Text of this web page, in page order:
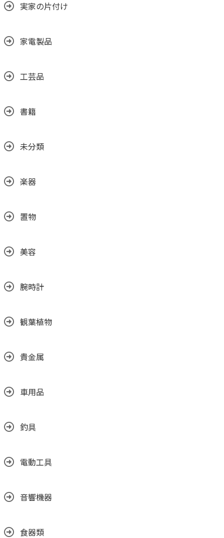
実家の片付け
家電製品
工芸品
書籍
未分類
楽器
置物
美容
腕時計
観葉植物
貴金属
車用品
釣具
電動工具
音響機器
食器類